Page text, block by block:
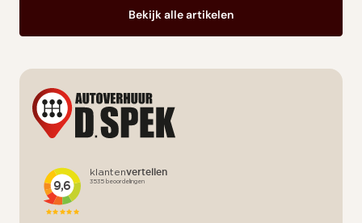
Bekijk alle artikelen